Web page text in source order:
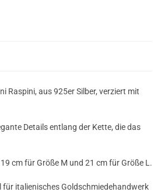
Raspini, aus 925er Silber, verziert mit
Details entlang der Kette, die das
cm für Größe M und 21 cm für Größe L.
für italienisches Goldschmiedehandwerk